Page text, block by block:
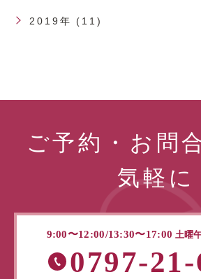
2019年 (11)
ご予約・お問
気軽に
9:00〜12:00/13:30〜17:00 土曜
0797-21-